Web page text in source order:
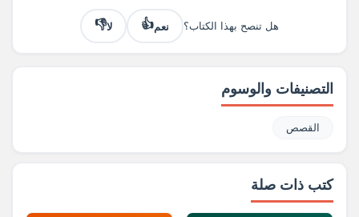
هل تنصح بهذا الكتاب؟ نعم👍 لا👎
التصنيفات والوسوم
القصص
كتب ذات صلة